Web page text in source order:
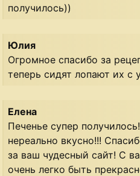
получилось))
Юлия
Огромное спасибо за
теперь сидят лопают их с
Елена
Печенье супер
нереально вкусно!!!
за ваш чудесный сайт! С
очень легко быть